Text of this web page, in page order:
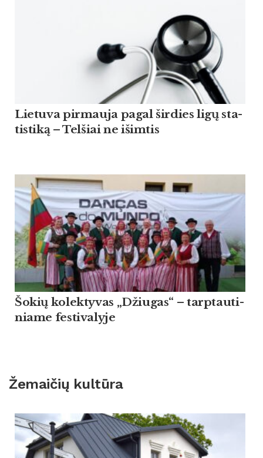
Lie­tu­va pir­mau­ja pagal šir­dies ligų sta­
tis­ti­ką – Tel­šiai ne išim­tis
Šo­kių ko­lek­ty­vas „Džiu­gas“ – tarp­tau­ti­
nia­me fes­ti­va­ly­je
Žemaičių kultūra